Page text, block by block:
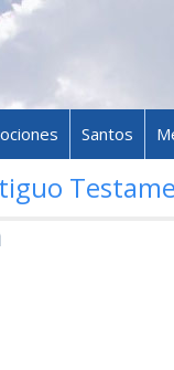
Skip
Santos